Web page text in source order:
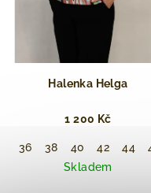
Halenka Helga
1 200 Kč
36 38 40 42 44
Skladem